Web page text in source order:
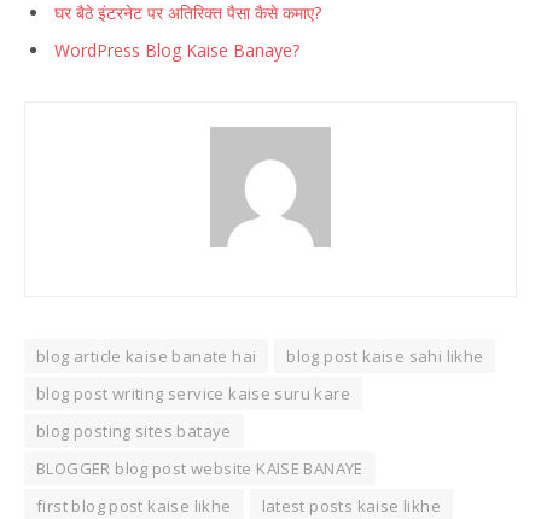
घर बैठे इंटरनेट पर अतिरिक्त पैसा कैसे कमाए?
WordPress Blog Kaise Banaye?
blog article kaise banate hai
blog post kaise sahi likhe
blog post writing service kaise suru kare
blog posting sites bataye
BLOGGER blog post website KAISE BANAYE
first blog post kaise likhe
latest posts kaise likhe